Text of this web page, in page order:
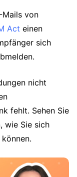
Mails von
Act einen
sich
nicht
fehlt. Sehen Sie
wie Sie sich